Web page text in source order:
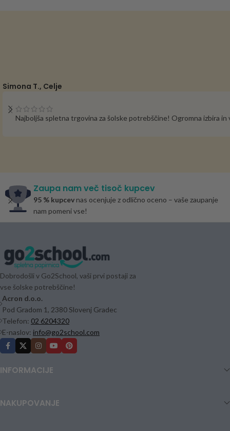
Simona T., Celje
Najboljša spletna trgovina za šolske potrebščine! Ogromna izbira
Zaupa nam več tisoč kupcev
95 % kupcev nas ocenjuje z odlično oceno – vaše zaupanje
nam pomeni vse!
Dobrodošli v Go2School, vaši prvi postaji za
vse šolske potrebščine!
Acron d.o.o.
Pod Gradom 1, 2380 Slovenj Gradec
Telefon: 02 6204320
E-naslov: info@go2school.com
INFORMACIJE
NAKUPOVANJE